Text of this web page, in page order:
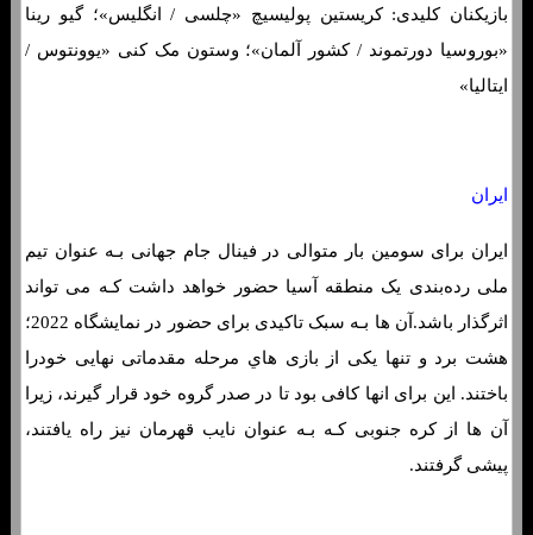
بازیکنان کلیدی: کریستین پولیسیچ «چلسی / انگلیس»؛ گیو رینا
«بوروسیا دورتموند / کشور آلمان»؛ وستون مک کنی «یوونتوس /
ایتالیا»
ایران
ایران برای سومین بار متوالی در فینال جام جهانی بـه عنوان تیم
ملی رده‌بندی یک منطقه آسیا حضور خواهد داشت کـه می تواند
اثرگذار باشد.آن ها بـه سبک تاکیدی برای حضور در نمایشگاه 2022؛
هشت برد و تنها یکی از بازی هاي‌ مرحله مقدماتی نهایی خودرا
باختند. این برای انها کافی بود تا در صدر گروه خود قرار گیرند، زیرا
آن ها از کره جنوبی کـه بـه عنوان نایب قهرمان نیز راه یافتند،
پیشی گرفتند.